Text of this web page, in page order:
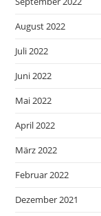
August 2022
Juli 2022
Juni 2022
Mai 2022
April 2022
März 2022
Februar 2022
Dezember 2021